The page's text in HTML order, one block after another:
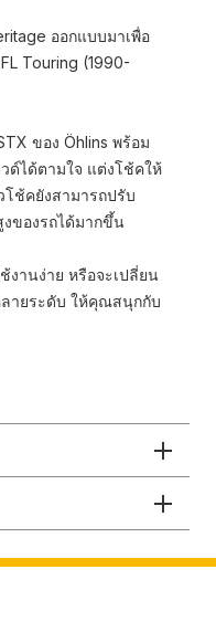
ออกแบบมาเพื่อ
Touring (1990-
ของ Öhlins พร้อม
ด์ได้ตามใจ แต่งโช้คให้
ช้คยังสามารถปรับ
ของรถได้มากขึ้น
านง่าย หรือจะเปลี่ยน
ายระดับ ให้คุณสนุกกับ